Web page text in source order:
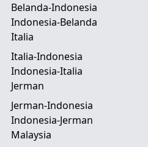
Belanda-Indonesia
Indonesia-Belanda
Italia
Italia-Indonesia
Indonesia-Italia
Jerman
Jerman-Indonesia
Indonesia-Jerman
Malaysia